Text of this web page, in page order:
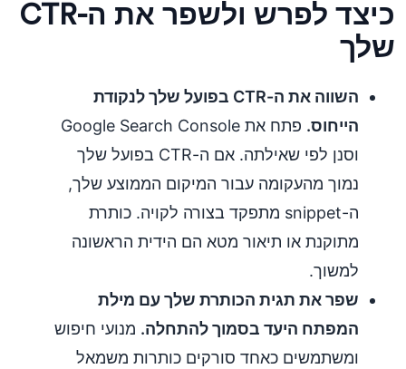
כיצד לפרש ולשפר את ה-CTR
שלך
השווה את ה-CTR בפועל שלך לנקודת
הייחוס.
פתח את Google Search Console
וסנן לפי שאילתה. אם ה-CTR בפועל שלך
נמוך מהעקומה עבור המיקום הממוצע שלך,
ה-snippet מתפקד בצורה לקויה. כותרת
מתוקנת או תיאור מטא הם הידית הראשונה
למשוך.
שפר את תגית הכותרת שלך עם מילת
המפתח היעד בסמוך להתחלה. מנועי חיפוש
ומשתמשים כאחד סורקים כותרות משמאל